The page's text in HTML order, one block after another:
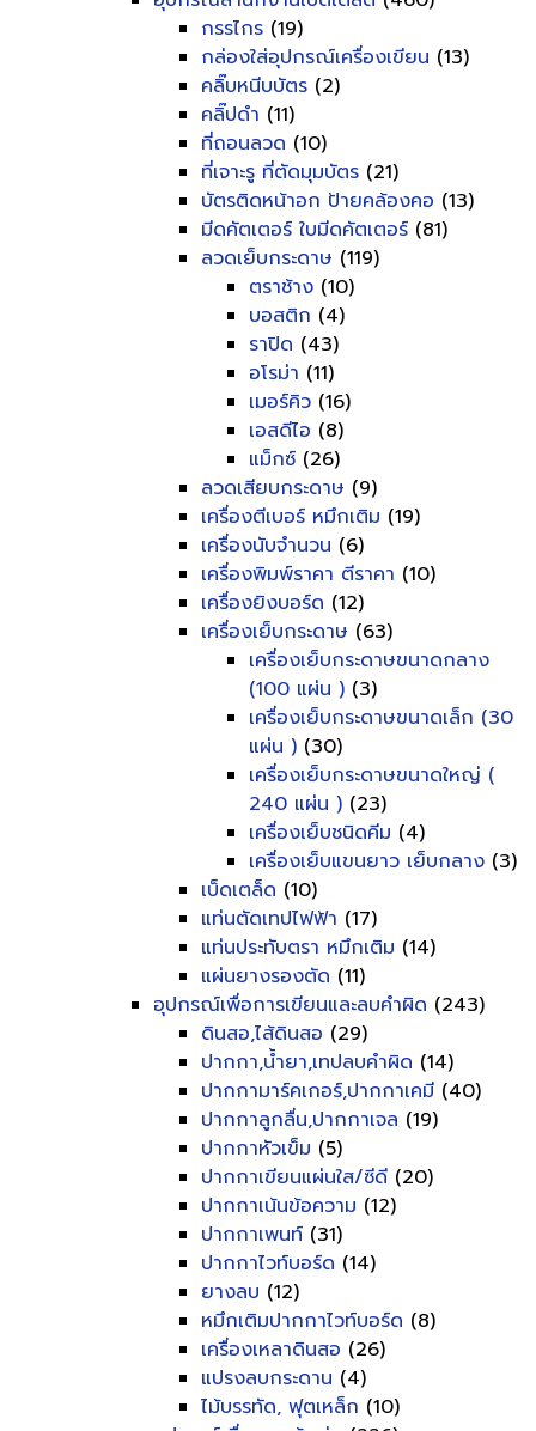
กรรไกร (19)
กล่องใส่อุปกรณ์เครื่องเขียน (13)
คลิ๊บหนีบบัตร (2)
คลิ๊ปดำ (11)
ที่ถอนลวด (10)
ที่เจาะรู ที่ตัดมุมบัตร (21)
บัตรติดหน้าอก ป้ายคล้องคอ (13)
มีดคัตเตอร์ ใบมีดคัตเตอร์ (81)
ลวดเย็บกระดาษ (119)
ตราช้าง (10)
บอสติก (4)
ราปิด (43)
อโรม่า (11)
เมอร์คิว (16)
เอสดีไอ (8)
แม็กซ์ (26)
ลวดเสียบกระดาษ (9)
เครื่องตีเบอร์ หมึกเติม (19)
เครื่องนับจำนวน (6)
เครื่องพิมพ์ราคา ตีราคา (10)
เครื่องยิงบอร์ด (12)
เครื่องเย็บกระดาษ (63)
เครื่องเย็บกระดาษขนาดกลาง
(100 แผ่น ) (3)
เครื่องเย็บกระดาษขนาดเล็ก (30
แผ่น ) (30)
เครื่องเย็บกระดาษขนาดใหญ่ (
240 แผ่น ) (23)
เครื่องเย็บชนิดคีม (4)
เครื่องเย็บแขนยาว เย็บกลาง (3)
เบ็ดเตล็ด (10)
แท่นตัดเทปไฟฟ้า (17)
แท่นประทับตรา หมึกเติม (14)
แผ่นยางรองตัด (11)
อุปกรณ์เพื่อการเขียนและลบคำผิด (243)
ดินสอ,ไส้ดินสอ (29)
ปากกา,น้ำยา,เทปลบคำผิด (14)
ปากกามาร์คเกอร์,ปากกาเคมี (40)
ปากกาลูกลื่น,ปากกาเจล (19)
ปากกาหัวเข็ม (5)
ปากกาเขียนแผ่นใส/ซีดี (20)
ปากกาเน้นข้อความ (12)
ปากกาเพนท์ (31)
ปากกาไวท์บอร์ด (14)
ยางลบ (12)
หมึกเติมปากกาไวท์บอร์ด (8)
เครื่องเหลาดินสอ (26)
แปรงลบกระดาน (4)
ไม้บรรทัด, ฟุตเหล็ก (10)